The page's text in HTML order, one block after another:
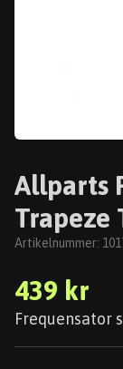
Allparts
Trapeze
Artikelnummer:
439 kr
Frequensator